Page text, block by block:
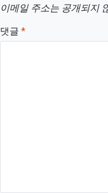
이메일 주소는 공개되지
댓글 *